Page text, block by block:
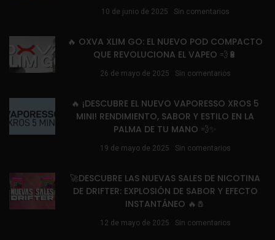
10 de junio de 2025 Sin comentarios
🔥 OXVA XLIM GO: EL NUEVO POD COMPACTO
QUE REVOLUCIONA EL VAPEO 💨🔋
26 de mayo de 2025 Sin comentarios
🔥 ¡DESCUBRE EL NUEVO VAPORESSO XROS 5
MINI! RENDIMIENTO, SABOR Y ESTILO EN LA
PALMA DE TU MANO 💨✨
19 de mayo de 2025 Sin comentarios
🚀DESCUBRE LAS NUEVAS SALES DE NICOTINA
DE DRIFTER: EXPLOSIÓN DE SABOR Y EFECTO
INSTANTÁNEO 🔥🧂
12 de mayo de 2025 Sin comentarios